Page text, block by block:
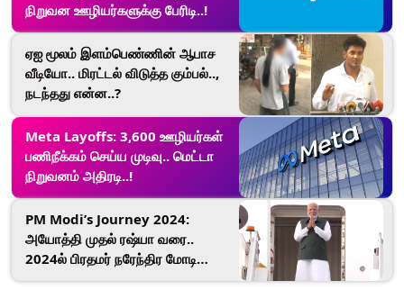
நிறுவன ஊழியர்களுக்கு பேரிடி..!
ஏஐ மூலம் இளம்பெண்ணின் ஆபாச
வீடியோ.. மிரட்டல் விடுத்த கும்பல்..,
நடந்தது என்ன..?
Meta Layoffs: 3,600 ஊழியர்கள்
பணிநீக்கம் செய்ய முடிவு.. மெட்டா
நிறுவனம் அதிரடி..!
PM Modi’s Journey 2024:
அயோத்தி முதல் ரஷ்யா வரை..
2024ல் பிரதமர் நரேந்திர மோடி